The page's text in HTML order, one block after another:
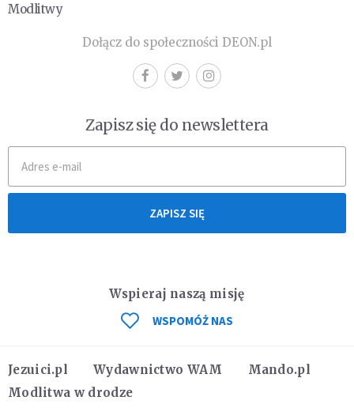
Modlitwy
Dołącz do społeczności DEON.pl
Zapisz się do newslettera
ZAPISZ SIĘ
Jezuici.pl Wydawnictwo WAM
Mando.pl
Modlitwa w drodze
Wspieraj naszą misję
WSPOMÓŻ NAS